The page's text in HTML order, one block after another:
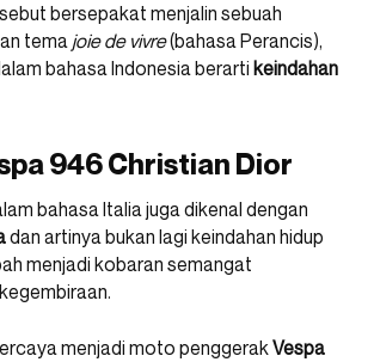
bersepakat menjalin sebuah
tema joie de vivre(bahasa Perancis),
bahasa Indonesia berarti keindahan
946 Christian Dior
bahasa Italia juga dikenal dengan
dan artinya bukan lagi keindahan hidup
menjadi kobaran semangat
menjadi moto penggerakVespa